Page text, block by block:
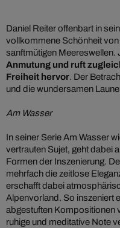
Daniel Reiter offenbart in
vollkommene Schönheit
sanftmütigen Meereswellen.
Anmutung und ruft
Freiheit hervor. Der
und die wundersamen
Am Wasser
In seiner Serie Am Wasser
vertrauten Sujet, geht dabei
Formen der Inszenierung.
mehrfach die zeitlose
erschafft dabei
Alpenvorland. So inszeniert
abgestuften Kompositionen
ruhige und meditative Note